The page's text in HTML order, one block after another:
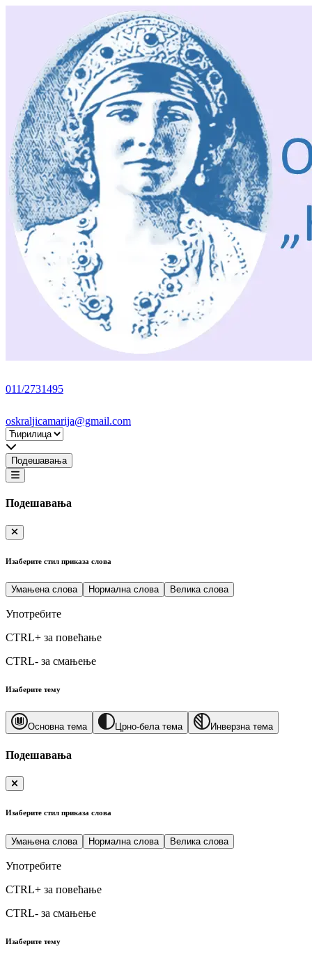
011/2731495
oskraljicamarija@gmail.com
Подешавања
Подешавања
Изаберите стил приказа слова
Умањена слова Нормална слова Велика слова
Употребите
CTRL+ за повећање
CTRL- за смањење
Изаберите тему
Основна тема Црно-бела тема Инверзна тема
Подешавања
Изаберите стил приказа слова
Умањена слова Нормална слова Велика слова
Употребите
CTRL+ за повећање
CTRL- за смањење
Изаберите тему